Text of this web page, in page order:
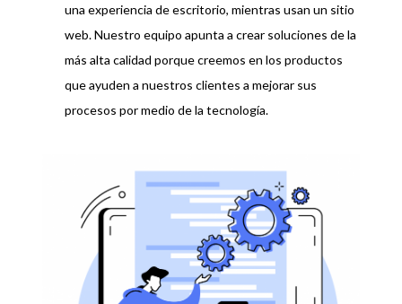
una experiencia de escritorio, mientras usan un sitio
web. Nuestro equipo apunta a crear soluciones de la
más alta calidad porque creemos en los productos
que ayuden a nuestros clientes a mejorar sus
procesos por medio de la tecnología.